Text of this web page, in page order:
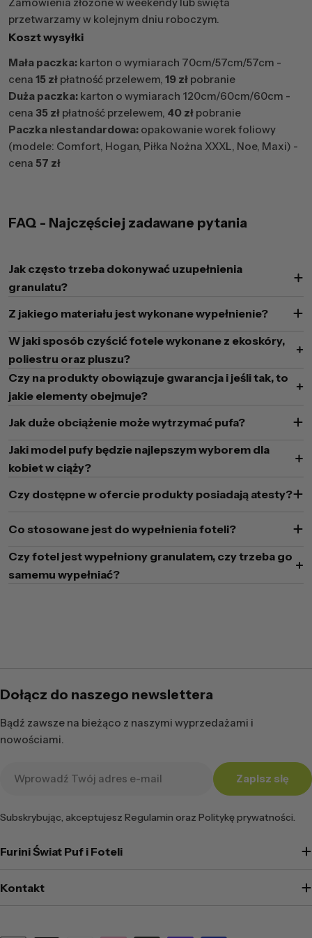
przetwarzamy w kolejnym dniu roboczym.
Koszt wysyłki
Mała paczka: karton o wymiarach 70cm/57cm/57cm -
cena 15 zł płatność przelewem, 19 zł pobranie
Duża paczka: karton o wymiarach 120cm/60cm/60cm -
cena 35 zł płatność przelewem, 40 zł pobranie
Paczka niestandardowa: opakowanie worek foliowy
(modele: Comfort, Hogan, Piłka Nożna XXXL, Noe, Maxi) -
cena 57 zł
FAQ - Najczęściej zadawane pytania
Jak często trzeba dokonywać uzupełnienia
granulatu?
Z jakiego materiału jest wykonane wypełnienie?
W jaki sposób czyścić fotele wykonane z ekoskóry,
poliestru oraz pluszu?
Czy na produkty obowiązuje gwarancja i jeśli tak, to
jakie elementy obejmuje?
Jak duże obciążenie może wytrzymać pufa?
Jaki model pufy będzie najlepszym wyborem dla
kobiet w ciąży?
Czy dostępne w ofercie produkty posiadają atesty?
Co stosowane jest do wypełnienia foteli?
Czy fotel jest wypełniony granulatem, czy trzeba go
samemu wypełniać?
Dołącz do naszego newslettera
Bądź zawsze na bieżąco z naszymi wyprzedażami i
nowościami.
Zapisz się
Subskrybując, akceptujesz Regulamin oraz Politykę prywatności.
Furini Świat Puf i Foteli
Kontakt